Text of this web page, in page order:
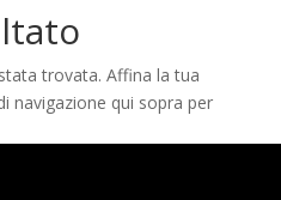
trovata. Affina la tua
navigazione qui sopra per